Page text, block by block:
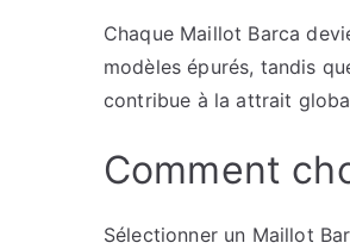
Chaque Maillot Barca
modèles épurés, tandis
contribue à la attrait
Comment
Sélectionner un Maillot